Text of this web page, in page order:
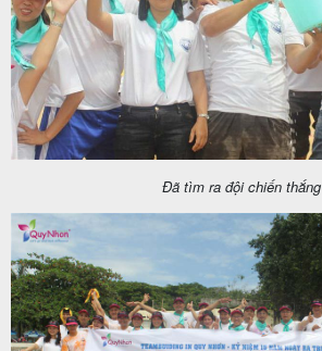
Đã tìm ra đội chiến thắng